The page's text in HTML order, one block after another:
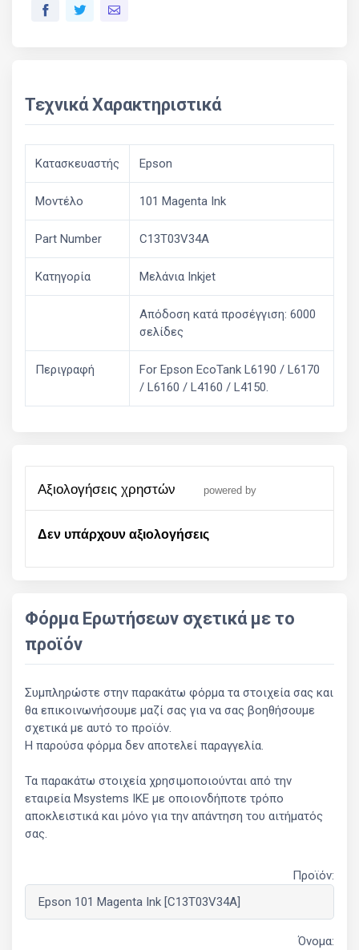
Τεχνικά Χαρακτηριστικά
Κατασκευαστής Epson
Μοντέλο 101 Magenta Ink
Part Number C13T03V34A
Κατηγορία Μελάνια Inkjet
Απόδοση κατά προσέγγιση: 6000
σελίδες
Περιγραφή
For Epson EcoTank L6190 / L6170
/ L6160 / L4160 / L4150.
αξιολογήσεις χρηστών powered by
Δεν υπάρχουν αξιολογήσεις
Φόρμα Ερωτήσεων σχετικά με το
προϊόν
Συμπληρώστε στην παρακάτω φόρμα τα στοιχεία σας και
θα επικοινωνήσουμε μαζί σας για να σας βοηθήσουμε
σχετικά με αυτό το προϊόν.
Η παρούσα φόρμα δεν αποτελεί παραγγελία.
Τα παρακάτω στοιχεία χρησιμοποιούνται από την
εταιρεία Msystems ΙΚΕ με οποιονδήποτε τρόπο
αποκλειστικά και μόνο για την απάντηση του αιτήματός
σας.
Προϊόν:
Όνομα: